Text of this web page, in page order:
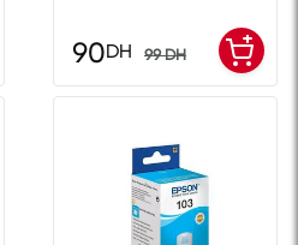
Imprimantes
90DH 99 DH